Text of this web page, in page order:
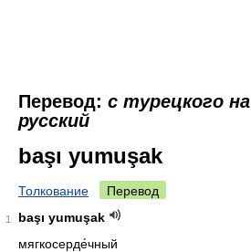
Перевод: с турецкого на
русский
başı yumuşak
Толкование Перевод
1
başı yumuşak
мягкосерде́чный